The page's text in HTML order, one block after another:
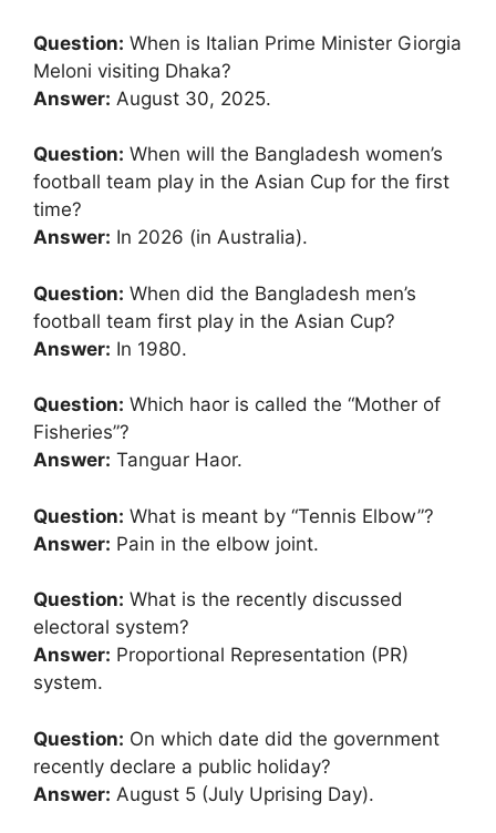
Question: When is Italian Prime Minister Giorgia
Meloni visiting Dhaka?
Answer: August 30, 2025.
Question: When will the Bangladesh women’s
football team play in the Asian Cup for the first
time?
Answer: In 2026 (in Australia).
Question: When did the Bangladesh men’s
football team first play in the Asian Cup?
Answer: In 1980.
Question: Which haor is called the “Mother of
Fisheries”?
Answer: Tanguar Haor.
Question: What is meant by “Tennis Elbow”?
Answer: Pain in the elbow joint.
Question: What is the recently discussed
electoral system?
Answer: Proportional Representation (PR)
system.
Question: On which date did the government
recently declare a public holiday?
Answer: August 5 (July Uprising Day).